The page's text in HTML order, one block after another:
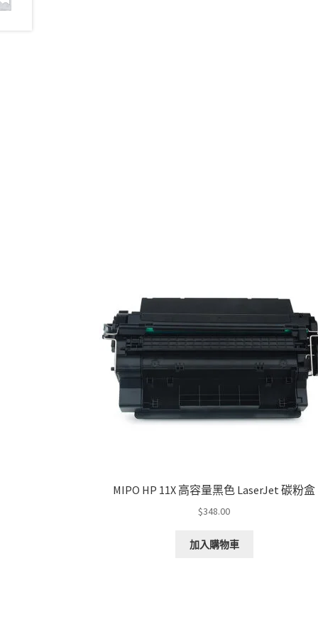
MIPO HP 11X 高容量黑色 LaserJet 碳粉盒
$348.00
加入購物車